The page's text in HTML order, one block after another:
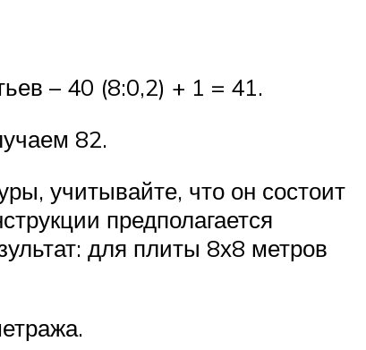
– 40 (8:0,2) + 1 = 41.
82.
учитывайте, что он состоит
предполагается
для плиты 8х8 метров